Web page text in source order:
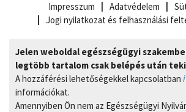
Impresszum
Adatvédelem
Jogi nyilatkozat és felhasználási
Jelen weboldal egészségügyi
legtöbb tartalom csak belépés után
A hozzáférési lehetőségekkel kapcsolatban
információkat.
Amennyiben Ön nem az Egészségügyi